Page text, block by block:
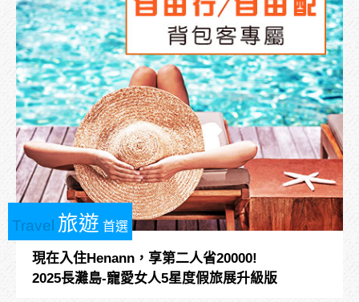
Travel 旅遊 首選
現在入住Henann，享第二人省20000!
2025長灘島-寵愛女人5星度假旅展升級版